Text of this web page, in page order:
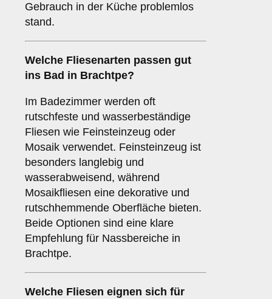
Gebrauch in der Küche problemlos
stand.
Welche Fliesenarten passen gut
ins Bad in Brachtpe?
Im Badezimmer werden oft
rutschfeste und wasserbeständige
Fliesen wie Feinsteinzeug oder
Mosaik verwendet. Feinsteinzeug ist
besonders langlebig und
wasserabweisend, während
Mosaikfliesen eine dekorative und
rutschhemmende Oberfläche bieten.
Beide Optionen sind eine klare
Empfehlung für Nassbereiche in
Brachtpe.
Welche Fliesen eignen sich für